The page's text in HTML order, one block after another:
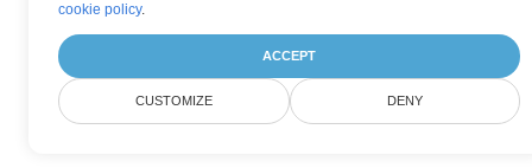
cookie policy.
ACCEPT
CUSTOMIZE DENY